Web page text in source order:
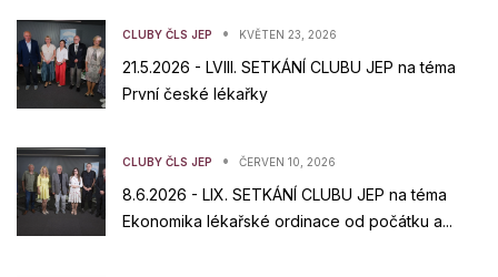
CLUBY ČLS JEP • KVĚTEN 23, 2026
21.5.2026 - LVIII. SETKÁNÍ CLUBU JEP na téma
První české lékařky
CLUBY ČLS JEP • ČERVEN 10, 2026
8.6.2026 - LIX. SETKÁNÍ CLUBU JEP na téma
Ekonomika lékařské ordinace od počátku a...